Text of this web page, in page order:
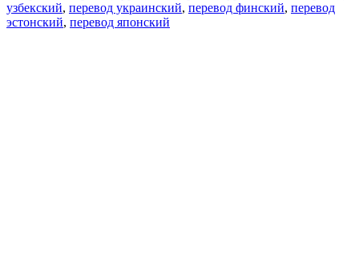
узбекский, перевод украинский, перевод финский, перевод
эстонский, перевод японский